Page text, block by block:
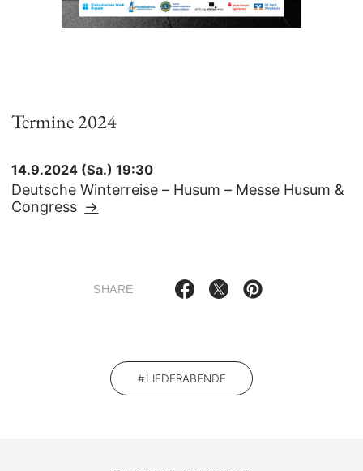
Termine 2024
14.9.2024 (Sa.) 19:30
Deutsche Winterreise – Husum – Messe Husum &
Congress →
SHARE
LIEDERABENDE